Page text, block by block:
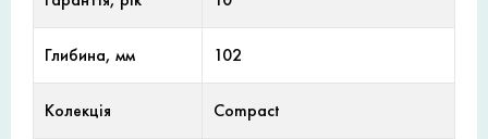
Глибина, мм 102
Колекція Compact